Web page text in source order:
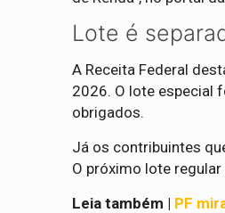
Lote é
A Receita Federal
2026. O lote especial
obrigados.
Já os contribuintes
O próximo lote
Leia também | PF